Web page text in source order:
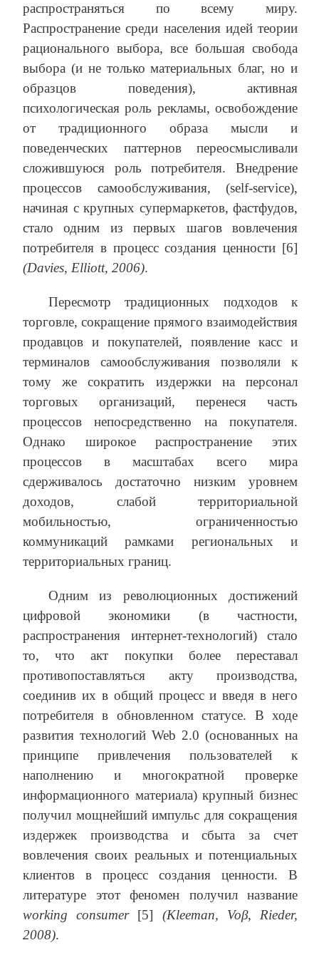
распространяться по всему миру.
Распространение среди населения идей теории
рационального выбора, все большая свобода
выбора (и не только материальных благ, но и
образцов поведения), активная
психологическая роль рекламы, освобождение
от традиционного образа мысли и
поведенческих паттернов переосмысливали
сложившуюся роль потребителя. Внедрение
процессов самообслуживания, (self-service),
начиная с крупных супермаркетов, фастфудов,
стало одним из первых шагов вовлечения
потребителя в процесс создания ценности [6]
(Davies, Elliott, 2006).
Пересмотр традиционных подходов к
торговле, сокращение прямого взаимодействия
продавцов и покупателей, появление касс и
терминалов самообслуживания позволяли к
тому же сократить издержки на персонал
торговых организаций, перенеся часть
процессов непосредственно на покупателя.
Однако широкое распространение этих
процессов в масштабах всего мира
сдерживалось достаточно низким уровнем
доходов, слабой территориальной
мобильностью, ограниченностью
коммуникаций рамками региональных и
территориальных границ.
Одним из революционных достижений
цифровой экономики (в частности,
распространения интернет-технологий) стало
то, что акт покупки более переставал
противопоставляться акту производства,
соединив их в общий процесс и введя в него
потребителя в обновленном статусе. В ходе
развития технологий Web 2.0 (основанных на
принципе привлечения пользователей к
наполнению и многократной проверке
информационного материала) крупный бизнес
получил мощнейший импульс для сокращения
издержек производства и сбыта за счет
вовлечения своих реальных и потенциальных
клиентов в процесс создания ценности. В
литературе этот феномен получил название
working
consumer[5] (Kleeman, Voβ, Rieder,
2008).